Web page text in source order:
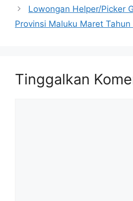
Lowongan Helper/Picker
Provinsi Maluku Maret
Tinggalkan